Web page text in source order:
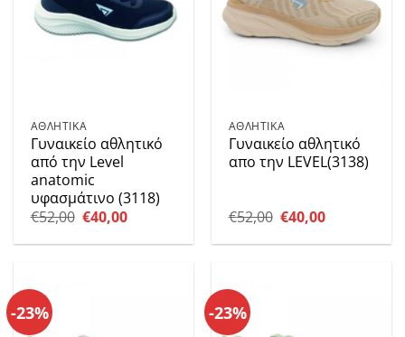
ΑΘΛΗΤΙΚΑ
Γυναικείο αθλητικό
από την Level
anatomic
υφασμάτινο (3118)
€52,00 Original
price
was:
€40,00Η
τιμή
ΑΘΛΗΤΙΚΑ
Γυναικείο αθλητικό
απο την LEVEL(3138)
€52,00 Original
price
was:
€40,00Η
τιμή
-23% -23%